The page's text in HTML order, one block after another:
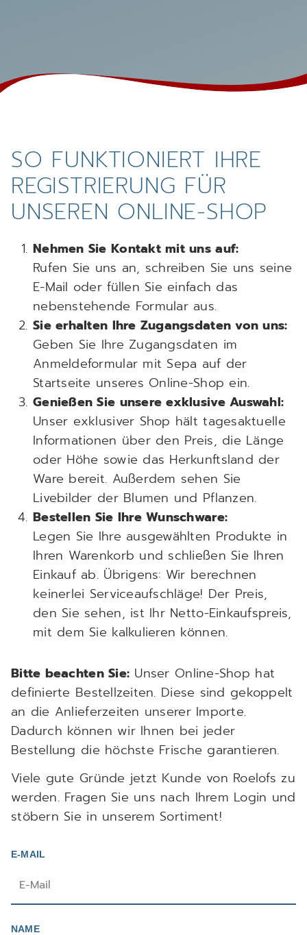
SO FUNKTIONIERT IHRE
REGISTRIERUNG FÜR
UNSEREN ONLINE-SHOP
Nehmen Sie Kontakt mit uns auf:
Rufen Sie uns an, schreiben Sie uns seine
E-Mail oder füllen Sie einfach das
nebenstehende Formular aus.
Sie erhalten Ihre Zugangsdaten von uns:
Geben Sie Ihre Zugangsdaten im
Anmeldeformular mit Sepa auf der
Startseite unseres Online-Shop ein.
Genießen Sie unsere exklusive Auswahl:
Unser exklusiver Shop hält tagesaktuelle
Informationen über den Preis, die Länge
oder Höhe sowie das Herkunftsland der
Ware bereit. Außerdem sehen Sie
Livebilder der Blumen und Pflanzen.
Bestellen Sie Ihre Wunschware:
Legen Sie Ihre ausgewählten Produkte in
Ihren Warenkorb und schließen Sie Ihren
Einkauf ab. Übrigens: Wir berechnen
keinerlei Serviceaufschläge! Der Preis,
den Sie sehen, ist Ihr Netto-Einkaufspreis,
mit dem Sie kalkulieren können.
Bitte beachten Sie: Unser Online-Shop hat
definierte Bestellzeiten. Diese sind gekoppelt
an die Anlieferzeiten unserer Importe.
Dadurch können wir Ihnen bei jeder
Bestellung die höchste Frische garantieren.
Viele gute Gründe jetzt Kunde von Roelofs zu
werden. Fragen Sie uns nach Ihrem Login und
stöbern Sie in unserem Sortiment!
E-MAIL
NAME